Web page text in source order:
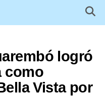
logró
como
Vista por